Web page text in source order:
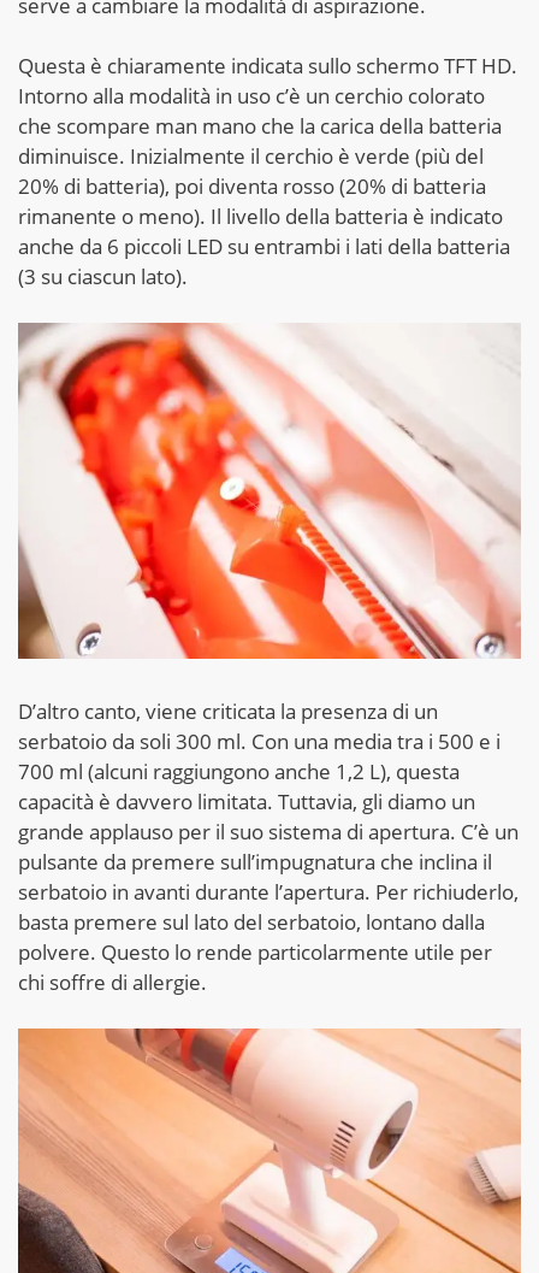
Questa è chiaramente indicata sullo schermo TFT HD.
Intorno alla modalità in uso c’è un cerchio colorato
che scompare man mano che la carica della batteria
diminuisce. Inizialmente il cerchio è verde (più del
20% di batteria), poi diventa rosso (20% di batteria
rimanente o meno). Il livello della batteria è indicato
anche da 6 piccoli LED su entrambi i lati della batteria
(3 su ciascun lato).
D’altro canto, viene criticata la presenza di un
serbatoio da soli 300 ml. Con una media tra i 500 e i
700 ml (alcuni raggiungono anche 1,2 L), questa
capacità è davvero limitata. Tuttavia, gli diamo un
grande applauso per il suo sistema di apertura. C’è un
pulsante da premere sull’impugnatura che inclina il
serbatoio in avanti durante l’apertura. Per richiuderlo,
basta premere sul lato del serbatoio, lontano dalla
polvere. Questo lo rende particolarmente utile per
chi soffre di allergie.